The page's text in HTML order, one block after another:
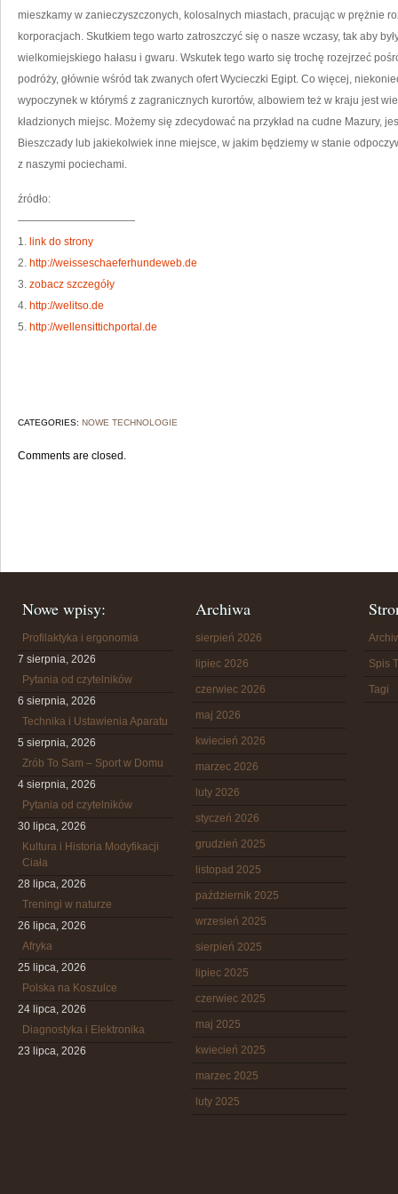
mieszkamy w zanieczyszczonych, kolosalnych miastach, pracując w prężnie
korporacjach. Skutkiem tego warto zatroszczyć się o nasze wczasy, tak aby
wielkomiejskiego hałasu i gwaru. Wskutek tego warto się trochę rozejrzeć
podróży, głównie wśród tak zwanych ofert Wycieczki Egipt. Co więcej,
wypoczynek w którymś z zagranicznych kurortów, albowiem też w kraju jest
kładzionych miejsc. Możemy się zdecydować na przykład na cudne Mazury,
Bieszczady lub jakiekolwiek inne miejsce, w jakim będziemy w stanie
z naszymi pociechami.
źródło:
———————————
1. link do strony
2. http://weisseschaeferhundeweb.de
3. zobacz szczegóły
4. http://welitso.de
5. http://wellensittichportal.de
CATEGORIES: NOWE TECHNOLOGIE
Comments are closed.
Nowe wpisy:
Profilaktyka i ergonomia
7 sierpnia, 2026
Pytania od czytelników
6 sierpnia, 2026
Technika i Ustawienia Aparatu
5 sierpnia, 2026
Zrób To Sam – Sport w Domu
4 sierpnia, 2026
Pytania od czytelników
30 lipca, 2026
Kultura i Historia Modyfikacji
Ciała
28 lipca, 2026
Treningi w naturze
26 lipca, 2026
Afryka
25 lipca, 2026
Polska na Koszulce
24 lipca, 2026
Diagnostyka i Elektronika
23 lipca, 2026
Archiwa
sierpień 2026
lipiec 2026
czerwiec 2026
maj 2026
kwiecień 2026
marzec 2026
luty 2026
styczeń 2026
grudzień 2025
listopad 2025
październik 2025
wrzesień 2025
sierpień 2025
lipiec 2025
czerwiec 2025
maj 2025
kwiecień 2025
marzec 2025
luty 2025
Spis
Tagi